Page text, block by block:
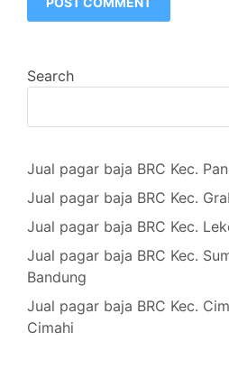
Search
Jual pagar baja BRC Kec.
Jual pagar baja BRC Kec.
Jual pagar baja BRC Kec.
Jual pagar baja BRC Kec.
Bandung
Jual pagar baja BRC Kec.
Cimahi